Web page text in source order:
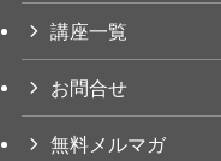
講座一覧
お問合せ
無料メルマガ